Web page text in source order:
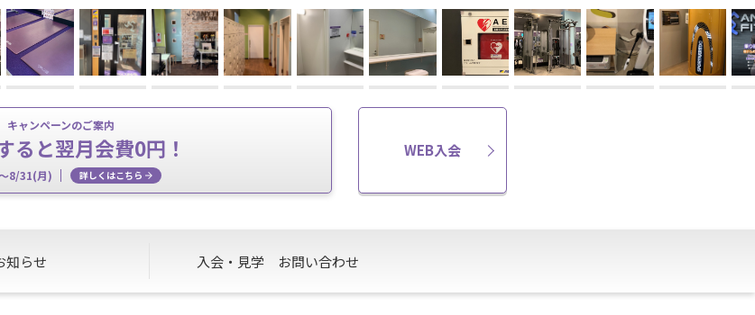
キャンペーンのご案内
ると翌月会費0円！
8/31(月) 詳しくはこちら
WEB入会
知らせ 入会・見学 お問い合わせ